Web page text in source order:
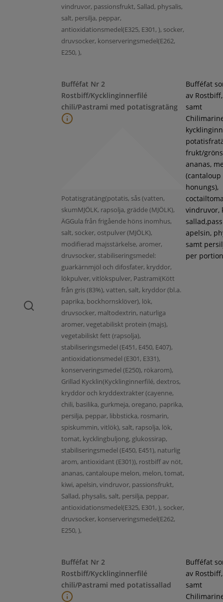
vindruvor, passionsfrukt, Sallad, physalis,
salt, persilja, peppar,
antioxidationsmedel(E325, E301, ), socker,
druvsocker, konserveringsmedel(E262,
E250, ),
Bufféfat Nr 2
Rostbiff/Kycklinginnerfilé
chili/Pastrami med potatisgratäng
Potatisgratäng(potatis, sås (vatten,
skumMJÖLK, rapsolja, grädde (MJÖLK),
ÄGGula från frigående höns inomhus,
salt, socker, ostpulver (MJÖLK),
modifierad majsstärkelse, aromer,
druvsocker, stabiliseringsmedel:
guarkärnmjöl och difosfater, kryddor,
lökpulver, vitlökspulver, Pastrami(Kött
från gris (83%), vatten, salt, kryddor (bl.a.
paprika, bockhornsklöver), lök,
druvsocker, maltodextrin, naturliga
aromer, vegetabiliskt protein (majs),
vegetabiliskt fett (rapsolja),
stabiliseringsmedel (E451, E450, E407),
antioxidationsmedel (E301, E331),
konserveringsmedel (E250), rökarom),
Grillad Kycklin(Kycklinginnerfilé, dextros,
kryddor och kryddextrakter (cayenne,
chili, basilika, gurkmeja, oregano, paprika,
persilja, peppar, libbsticka, rosmarin,
spiskummin, vitlök), salt, rapsolja, lök,
tomat, kycklingbuljong, glukossirap,
stabiliseringsmedel (E450, E451), naturlig
arom, antioxidant (E301)), rostbiff av nöt,
ananas, cantaloupe melon, melon, tomat,
kiwi, apelsin, vindruvor, passionsfrukt,
Sallad, physalis, salt, persilja, peppar,
antioxidationsmedel(E325, E301, ), socker,
druvsocker, konserveringsmedel(E262,
E250, ),
Bufféfat
av
samt
frukt/
ananas,
(cantaloup
honungs),
vindruvor,
apelsin,
samt
per
Bufféfat Nr 2
Rostbiff/Kycklinginnerfilé
chili/Pastrami med potatissallad
Bufféfat
av
samt